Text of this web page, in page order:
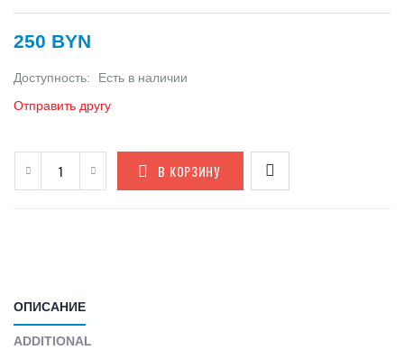
250 BYN
Доступность:
Есть в наличии
Отправить другу
В КОРЗИНУ
ОПИСАНИЕ
ADDITIONAL